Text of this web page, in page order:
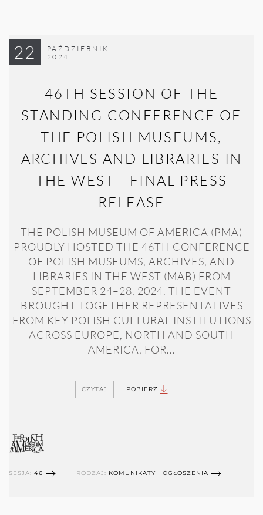
22
PAŹDZIERNIK
2024
46TH SESSION OF THE
STANDING CONFERENCE OF
THE POLISH MUSEUMS,
ARCHIVES AND LIBRARIES IN
THE WEST - FINAL PRESS
RELEASE
THE POLISH MUSEUM OF AMERICA (PMA)
PROUDLY HOSTED THE 46TH CONFERENCE
OF POLISH MUSEUMS, ARCHIVES, AND
LIBRARIES IN THE WEST (MAB) FROM
SEPTEMBER 24–28, 2024. THE EVENT
BROUGHT TOGETHER REPRESENTATIVES
FROM KEY POLISH CULTURAL INSTITUTIONS
ACROSS EUROPE, NORTH AND SOUTH
AMERICA, FOR...
CZYTAJ POBIERZ
SESJA: 46 RODZAJ: KOMUNIKATY I OGŁOSZENIA